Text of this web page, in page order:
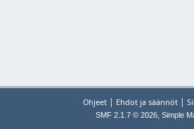
Ohjeet | Ehdot ja säännöt |
SMF 2.1.7 © 2026, Simple